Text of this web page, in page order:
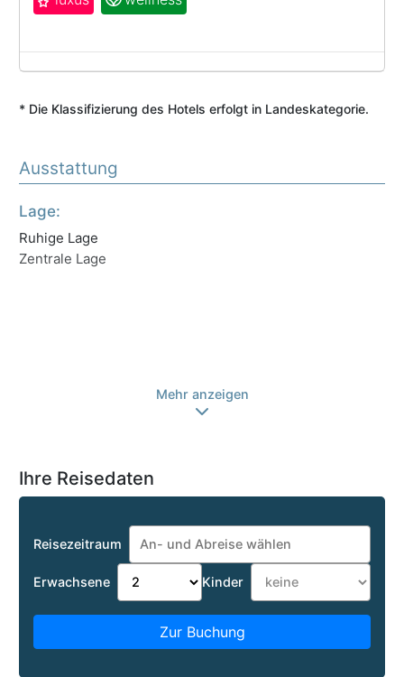
* Die Klassifizierung des Hotels erfolgt in Landeskategorie.
Ausstattung
Lage:
Ruhige Lage
Zentrale Lage
Mehr anzeigen
Ihre Reisedaten
Reisezeitraum
Erwachsene Kinder
Zur Buchung